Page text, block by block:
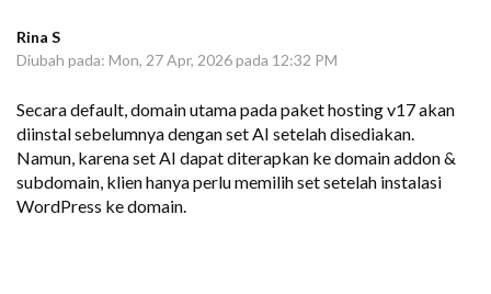
Rina S
Diubah pada: Mon, 27 Apr, 2026 pada 12:32 PM
Secara default, domain utama pada paket hosting v17 akan
diinstal sebelumnya dengan set AI setelah disediakan.
Namun, karena set AI dapat diterapkan ke domain addon &
subdomain, klien hanya perlu memilih set setelah instalasi
WordPress ke domain.